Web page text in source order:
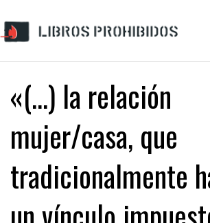
«(…) la relación
mujer/casa, que
tradicionalmente